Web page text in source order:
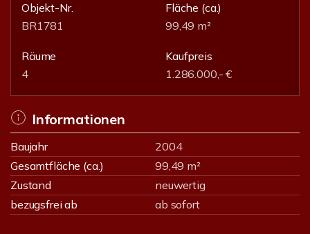
Objekt-Nr.
BR1781
Fläche (ca.)
99,49 m²
Räume
4
Kaufpreis
1.286.000,- €
Informationen
Baujahr
2004
Gesamtfläche (ca.)
99,49 m²
Zustand
neuwertig
bezugsfrei ab
ab sofort